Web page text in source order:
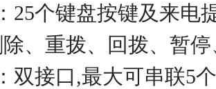
25个键盘按键及来电
、重拨、回拨、暂
双接口,最大可串联5